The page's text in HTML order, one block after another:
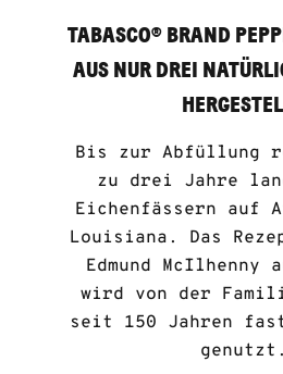
TABASCO® BRAND
AUS NUR DREI
Bis zur Abfüllung
zu drei Jahre
Eichenfässern auf
Louisiana. Das
Edmund McIlhenny
wird von der
seit 150 Jahren
genutzt.